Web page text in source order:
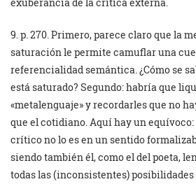
9. p. 270. Primero, parece claro que la
saturación le permite camuflar una
referencialidad semántica. ¿Cómo se
está saturado? Segundo: habría que
«metalenguaje» y recordarles que no
que el cotidiano. Aquí hay un
crítico no lo es en un sentido
siendo también él, como el del poeta,
todas las (inconsistentes)